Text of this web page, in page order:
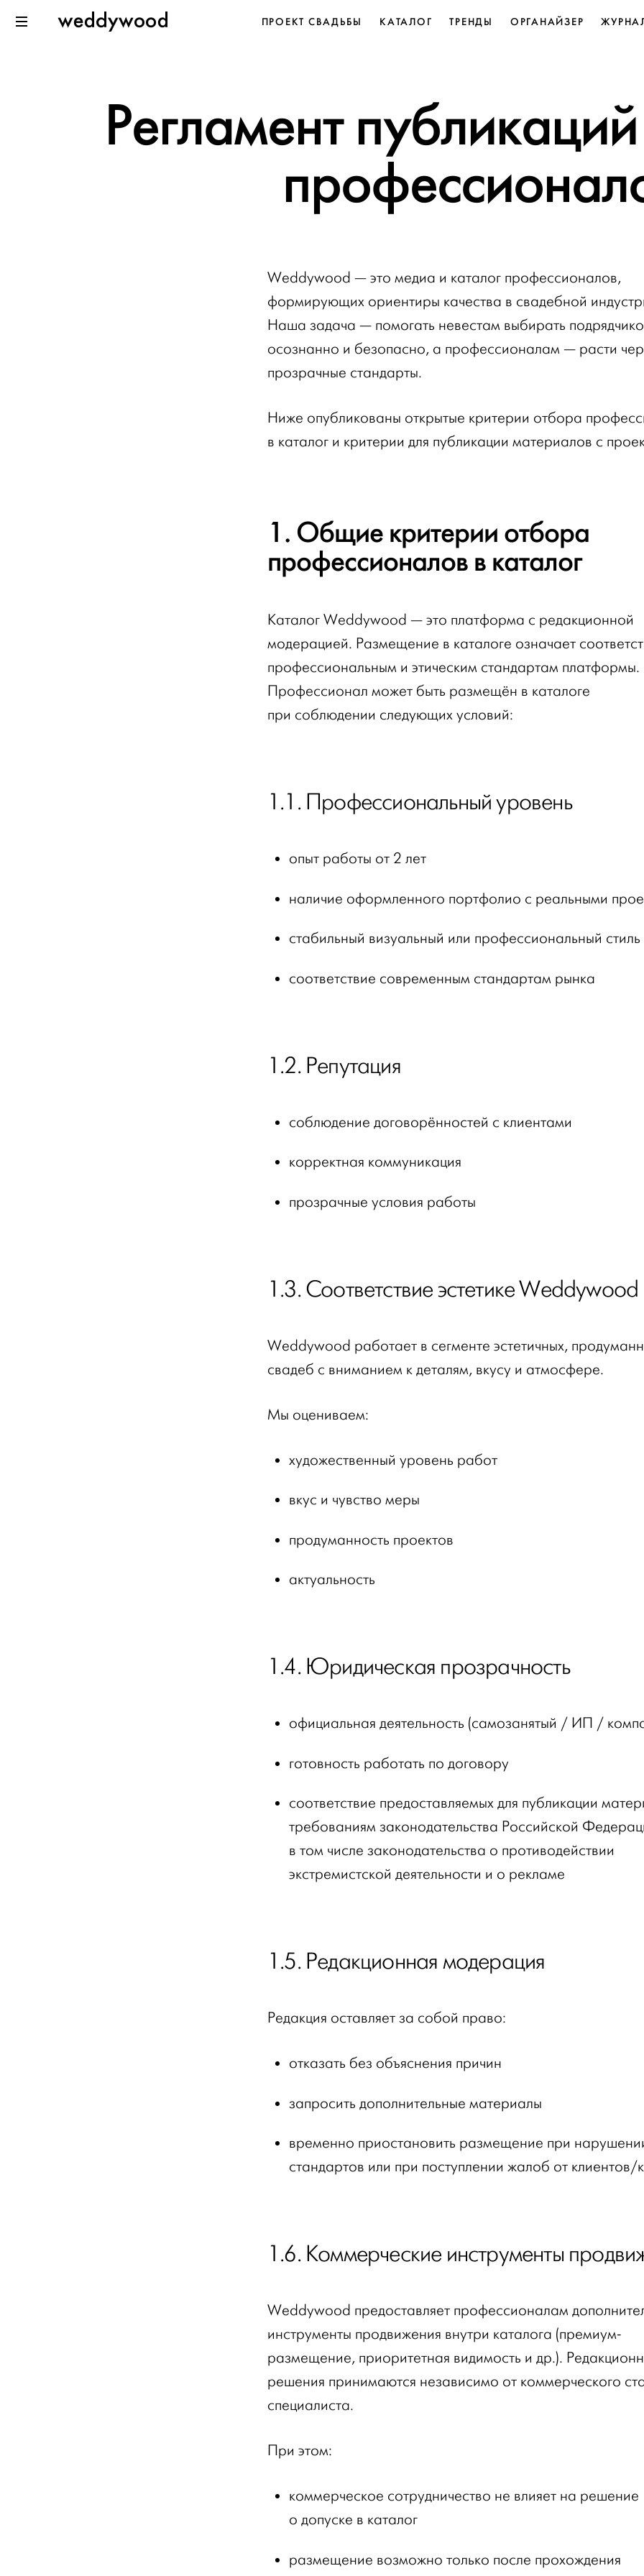
к содержанию
WeddywoodПРОЕКТ СВАДЬБЫ КАТАЛОГ ТРЕНДЫ ОРГАНАЙЗЕР
Регламент
Weddywood — это медиа и каталог профессионалов,
формирующих ориентиры качества в свадебной
Наша задача — помогать невестам выбирать
осознанно и безопасно, а профессионалам — расти
прозрачные стандарты.
Ниже опубликованы открытые критерии отбора
в каталог и критерии для публикации материалов с
1. Общие критерии отбора
профессионалов в каталог
Каталог Weddywood — это платформа с редакционной
модерацией. Размещение в каталоге означает
профессиональным и этическим стандартам платформы.
Профессионал может быть размещён в каталоге
при соблюдении следующих условий:
1.1. Профессиональный уровень
опыт работы от 2 лет
наличие оформленного портфолио с реальными
стабильный визуальный или профессиональный стиль
соответствие современным стандартам рынка
1.2. Репутация
соблюдение договорённостей с клиентами
корректная коммуникация
прозрачные условия работы
1.3. Соответствие эстетике Weddywood
Weddywood работает в сегменте эстетичных,
свадеб с вниманием к деталям, вкусу и атмосфере.
Мы оцениваем:
художественный уровень работ
вкус и чувство меры
продуманность проектов
актуальность
1.4. Юридическая прозрачность
официальная деятельность (самозанятый / ИП /
готовность работать по договору
соответствие предоставляемых для публикации
требованиям законодательства Российской
в том числе законодательства о противодействии
экстремистской деятельности и о рекламе
1.5. Редакционная модерация
Редакция оставляет за собой право:
отказать без объяснения причин
запросить дополнительные материалы
временно приостановить размещение при
стандартов или при поступлении жалоб от клиентов/
1.6. Коммерческие инструменты
Weddywood предоставляет профессионалам
инструменты продвижения внутри каталога (премиум-
размещение, приоритетная видимость и др.).
решения принимаются независимо от коммерческого
специалиста.
При этом:
коммерческое сотрудничество не влияет на решение
о допуске в каталог
размещение возможно только после прохождения